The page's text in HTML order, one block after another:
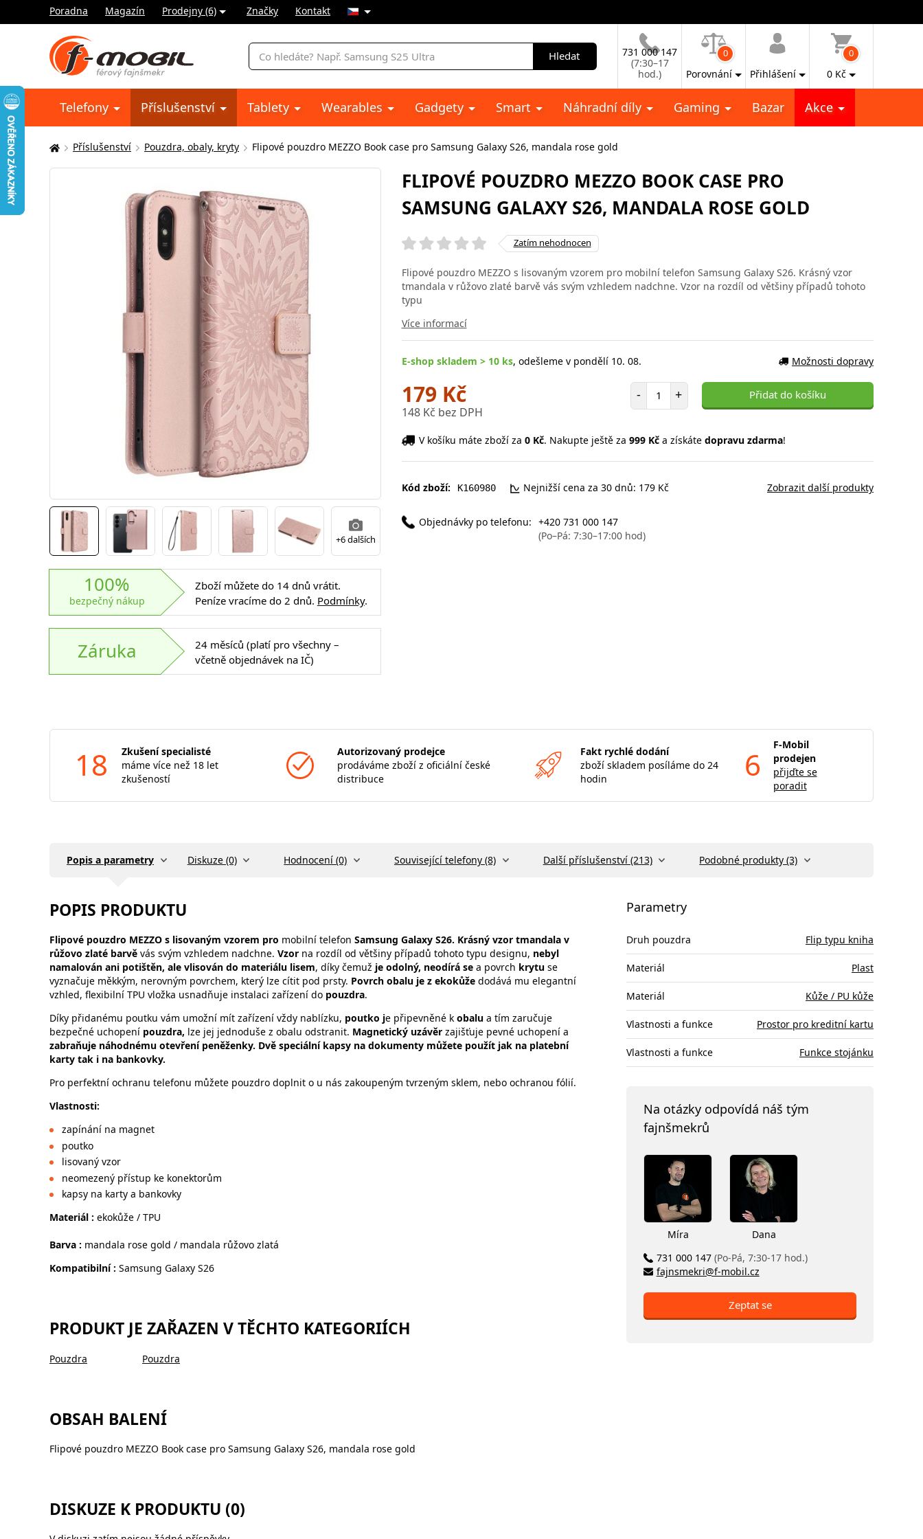
Poradna Magazín Prodejny (6) Značky Kontakt
Vyhledávání
Hledat
731 000 147
(7:30–17
hod.)
0
Porovnání Přihlášení
0
0 Kč
Telefony Příslušenství Tablety Wearables Gadgety Smart Náhradní díly Gaming Bazar Akce
Zde
se
Příslušenství Pouzdra, obaly, kryty Flipové pouzdro MEZZO Book case pro Samsung Galaxy S26, mandala rose gold
+6 dalších
100%
bezpečný nákup
Zboží můžete do 14 dnů vrátit.
Peníze vracíme do 2 dnů. Podmínky.
Záruka
24 měsíců (platí pro všechny –
včetně objednávek na IČ)
FLIPOVÉ POUZDRO MEZZO BOOK CASE PRO
SAMSUNG GALAXY S26, MANDALA ROSE GOLD
Zatím nehodnocen
Flipové pouzdro MEZZO s lisovaným vzorem pro mobilní telefon Samsung Galaxy S26. Krásný vzor
tmandala v růžovo zlaté barvě vás svým vzhledem nadchne. Vzor na rozdíl od většiny případů tohoto
typu
Více informací
E-shop skladem > 10 ks, odešleme v pondělí 10. 08. Možnosti dopravy
179 Kč
148 Kč bez DPH
- Počet položek
+ Přidat do košíku
V košíku máte zboží za 0 Kč. Nakupte ještě za 999 Kča získáte dopravu zdarma!
Kód zboží: K160980 Nejnižší cena za 30 dnů: 179 Kč
Objednávky po telefonu: +420 731 000 147
(Po–Pá: 7:30–17:00 hod)
Zobrazit další produkty
18
Zkušení specialisté
máme více než 18 let
zkušeností
Autorizovaný prodejce
prodáváme zboží z oficiální české
distribuce
Fakt rychlé dodání
zboží skladem posíláme do 24
hodin
6
F-Mobil
prodejen
přijďte se
poradit
Popis a parametry Diskuze (0) Hodnocení (0) Související telefony (8) Další příslušenství (213) Podobné produkty (3)
POPIS PRODUKTU
Flipové pouzdro MEZZO s lisovaným vzorem pro mobilní telefon Samsung Galaxy S26. Krásný vzor tmandala v
růžovo zlaté barvě vás svým vzhledem nadchne. Vzor na rozdíl od většiny případů tohoto typu designu, nebyl
namalován ani potištěn, ale vlisován do materiálu lisem, díky čemuž je odolný, neodírá se a povrch krytu se
vyznačuje měkkým, nerovným povrchem, který lze cítit pod prsty. Povrch obalu je z ekokůže dodává mu elegantní
vzhled, flexibilní TPU vložka usnadňuje instalaci zařízení do pouzdra.
Díky přidanému poutku vám umožní mít zařízení vždy nablízku, poutko je připevněné k obalu a tím zaručuje
bezpečné uchopení pouzdra, lze jej jednoduše z obalu odstranit. Magnetický uzávěr zajišťuje pevné uchopení a
zabraňuje náhodnému otevření peněženky. Dvě speciální kapsy na dokumenty můžete použít jak na platební
karty tak i na bankovky.
Pro perfektní ochranu telefonu můžete pouzdro doplnit o u nás zakoupeným tvrzeným sklem, nebo ochranou fólií.
Vlastnosti:
zapínání na magnet
poutko
lisovaný vzor
neomezený přístup ke konektorům
kapsy na karty a bankovky
Materiál : ekokůže / TPU
Barva : mandala rose gold / mandala růžovo zlatá
Kompatibilní : Samsung Galaxy S26
PRODUKT JE ZAŘAZEN V TĚCHTO KATEGORIÍCH
Pouzdra Pouzdra
OBSAH BALENÍ
Flipové pouzdro MEZZO Book case pro Samsung Galaxy S26, mandala rose gold
DISKUZE K PRODUKTU (0)
Parametry
Druh pouzdra Flip typu kniha
Materiál Plast
Materiál Kůže / PU kůže
Vlastnosti a funkce Prostor pro kreditní kartu
Vlastnosti a funkce Funkce stojánku
Na otázky odpovídá náš tým
fajnšmekrů
Míra
Dana
731 000 147 (Po-Pá, 7:30-17 hod.)
fajnsmekri@f-mobil.cz
Zeptat se